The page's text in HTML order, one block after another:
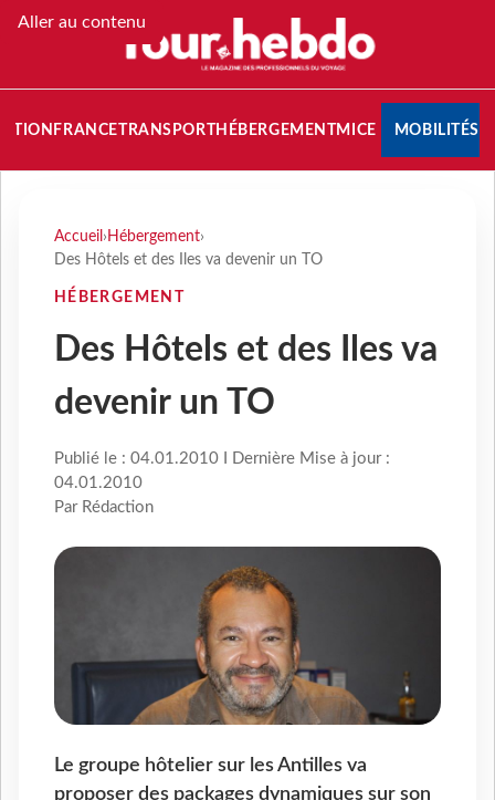
Aller au contenu
FRANCETRANSPORT HÉBERGEMENTMICE MOBILITÉS
Accueil › Hébergement›
Des Hôtels et des Iles va devenir un TO
HÉBERGEMENT
Des Hôtels et des Iles va
devenir un TO
Publié le : 04.01.2010 I Dernière Mise à jour :
04.01.2010
Par Rédaction
Le groupe hôtelier sur les Antilles va
proposer des packages dynamiques sur son